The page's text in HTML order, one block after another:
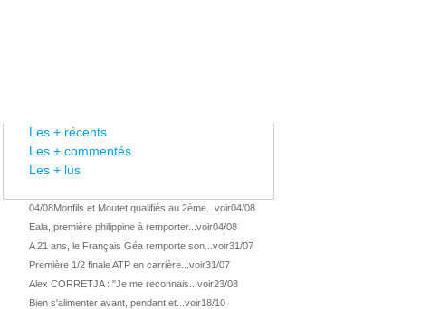
Les + récents
Les + commentés
Les + lus
04/08Monfils et Moutet qualifiés au 2ème... voir04/08
Eala, première philippine à remporter... voir04/08
A 21 ans, le Français Géa remporte son... voir31/07
Première 1/2 finale ATP en carrière... voir31/07
Alex CORRETJA : "Je me reconnais... voir23/08
Bien s'alimenter avant, pendant et... voir18/10